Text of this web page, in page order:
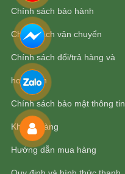
Chính sách bảo hành
Chính sách vận chuyển
Chính sách đổi/trả hàng và
hoàn tiền
Chính sách bảo mật thông tin
Khách Hàng
Hướng dẫn mua hàng